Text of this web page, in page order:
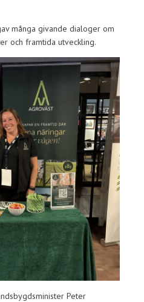
många givande dialoger om
och framtida utveckling.
Peter